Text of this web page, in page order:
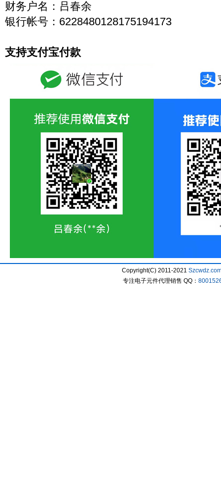
财务户名：吕春余
银行帐号：6228480128175194173
支持支付宝付款
Copyright(C) 2011-2021
专注电子元件代理销售 QQ：